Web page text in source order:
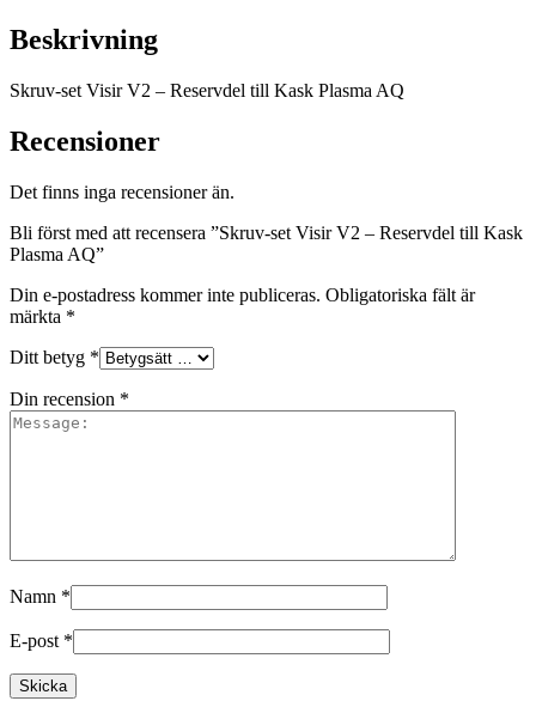
Kask
Plasma
mängd
Beskrivning
Skruv-set Visir V2 – Reservdel till Kask Plasma AQ
Recensioner
Det finns inga recensioner än.
Bli först med att recensera ”Skruv-set Visir V2 – Reservdel till Kask
Plasma AQ”
Din e-postadress kommer inte publiceras. Obligatoriska fält är
märkta *
Ditt betyg *
Din recension *
Namn *
E-post *